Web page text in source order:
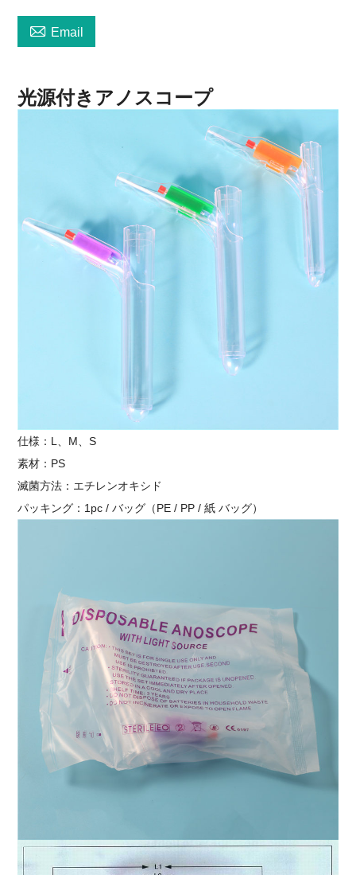
 Email
光源付きアノスコープ
仕様：L、M、S
素材：PS
滅菌方法：エチレンオキシド
パッキング：1pc / バッグ（PE / PP / 紙 バッグ）